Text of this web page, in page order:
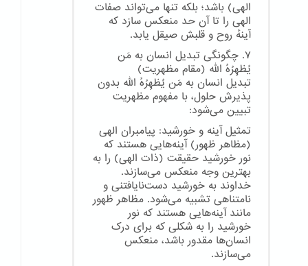
الهی) باشد؛ بلکه تنها می‌تواند صفات
الهی را تا آن حد منعکس سازد که
آینهٔ روح و قلبش صیقل یابد.
۷. چگونگی تبدیل انسان به مَن
یُظهِرُهُ الله (مقام مظهریت)
تبدیل انسان به مَن یُظهِرُهُ الله بدون
پذیرش حلول، با مفهوم مظهریت
تبیین می‌شود:
تمثیل آینه و خورشید: پیامبران الهی
(مظاهر ظهور) آینه‌هایی هستند که
نور خورشید حقیقت (ذات الهی) را به
بهترین وجه منعکس می‌سازند.
خداوند به خورشید دست‌نایافتنی و
نامتناهی تشبیه می‌شود. مظاهر ظهور
مانند آینه‌هایی هستند که نور
خورشید را به شکلی که برای درک
انسان‌ها مقدور باشد، منعکس
می‌سازند.